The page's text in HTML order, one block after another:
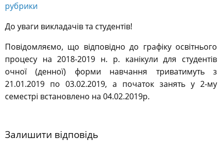
рубрики
До уваги викладачів та студентів!
Повідомляємо, що відповідно до графіку освітнього
процесу на 2018-2019 н. р. канікули для студентів
очної (денної) форми навчання триватимуть з
21.01.2019 по 03.02.2019, а початок занять у 2-му
семестрі встановлено на 04.02.2019р.
Залишити відповідь